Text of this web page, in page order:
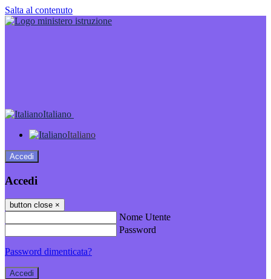
Salta al contenuto
Italiano
Italiano
Accedi
Accedi
button close ×
Nome Utente
Password
Password dimenticata?